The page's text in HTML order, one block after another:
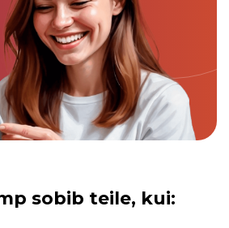
sobib teile, kui: